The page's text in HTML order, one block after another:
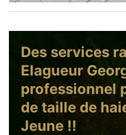
Des services
Elagueur
professionnel
de taille de
Jeune !!